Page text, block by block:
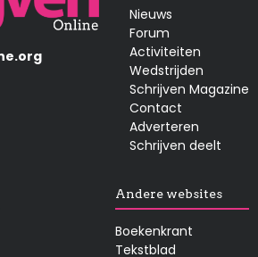
Nieuws
Forum
Activiteiten
Wedstrijden
Schrijven Magazine
Contact
Adverteren
Schrijven deelt
Andere websites
Boekenkrant
Tekstblad